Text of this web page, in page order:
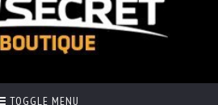
TOGGLE MENU